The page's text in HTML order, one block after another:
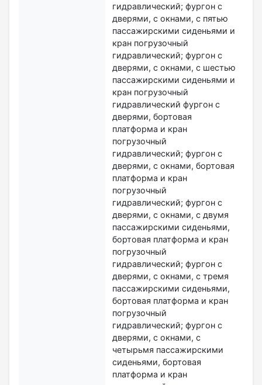
гидравлический; фургон с
дверями, с окнами, с пятью
пассажирскими сиденьями и
кран погрузочный
гидравлический; фургон с
дверями, с окнами, с шестью
пассажирскими сиденьями и
кран погрузочный
гидравлический фургон с
дверями, бортовая
платформа и кран
погрузочный
гидравлический; фургон с
дверями, с окнами, бортовая
платформа и кран
погрузочный
гидравлический; фургон с
дверями, с окнами, с двумя
пассажирскими сиденьями,
бортовая платформа и кран
погрузочный
гидравлический; фургон с
дверями, с окнами, с тремя
пассажирскими сиденьями,
бортовая платформа и кран
погрузочный
гидравлический; фургон с
дверями, с окнами, с
четырьмя пассажирскими
сиденьями, бортовая
платформа и кран